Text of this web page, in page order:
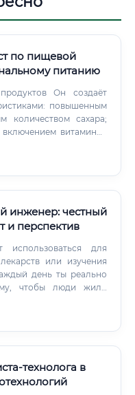
по пищевой
питанию
Он создаёт
повышенным
группу
не выдержит
инженер: честный
и перспектив
для
или изучения
день ты реально
чтобы люди жили
технолога в